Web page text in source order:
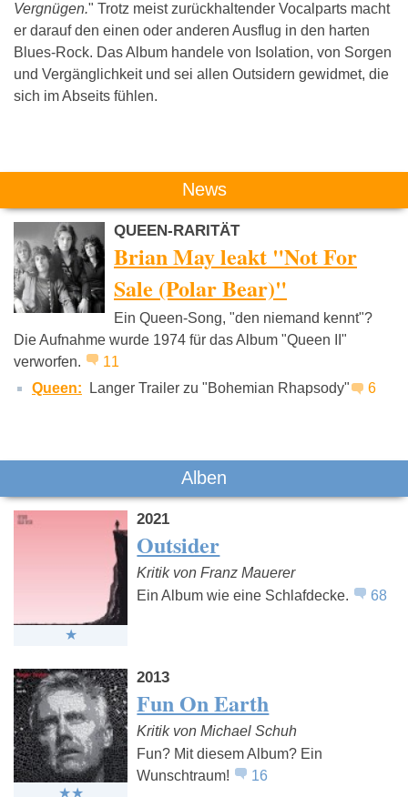
Vergnügen." Trotz meist zurückhaltender Vocalparts macht
er darauf den einen oder anderen Ausflug in den harten
Blues-Rock. Das Album handele von Isolation, von Sorgen
und Vergänglichkeit und sei allen Outsidern gewidmet, die
sich im Abseits fühlen.
Das könnte Dich auch interessieren:
Die Toten
Hosen
Peter Maffay
News
QUEEN-RARITÄT
Brian May leakt "Not For
Sale (Polar Bear)"
Ein Queen-Song, "den niemand kennt"?
Die Aufnahme wurde 1974 für das Album "Queen II"
verworfen.
11
Queen:
Langer Trailer zu "Bohemian Rhapsody" 6
Alben
2021
Outsider
Kritik von Franz Mauerer
Ein Album wie eine Schlafdecke.
68
2013
Fun On Earth
Kritik von Michael Schuh
Fun? Mit diesem Album? Ein
Wunschtraum!
16